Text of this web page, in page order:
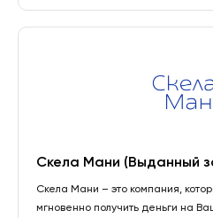
Скела Мани (Выданный
Скела Мани – это компания,
мгновенно получить деньги на